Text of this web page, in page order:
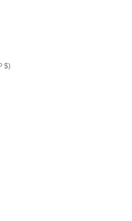
Dominikanische Republik (DOP $)